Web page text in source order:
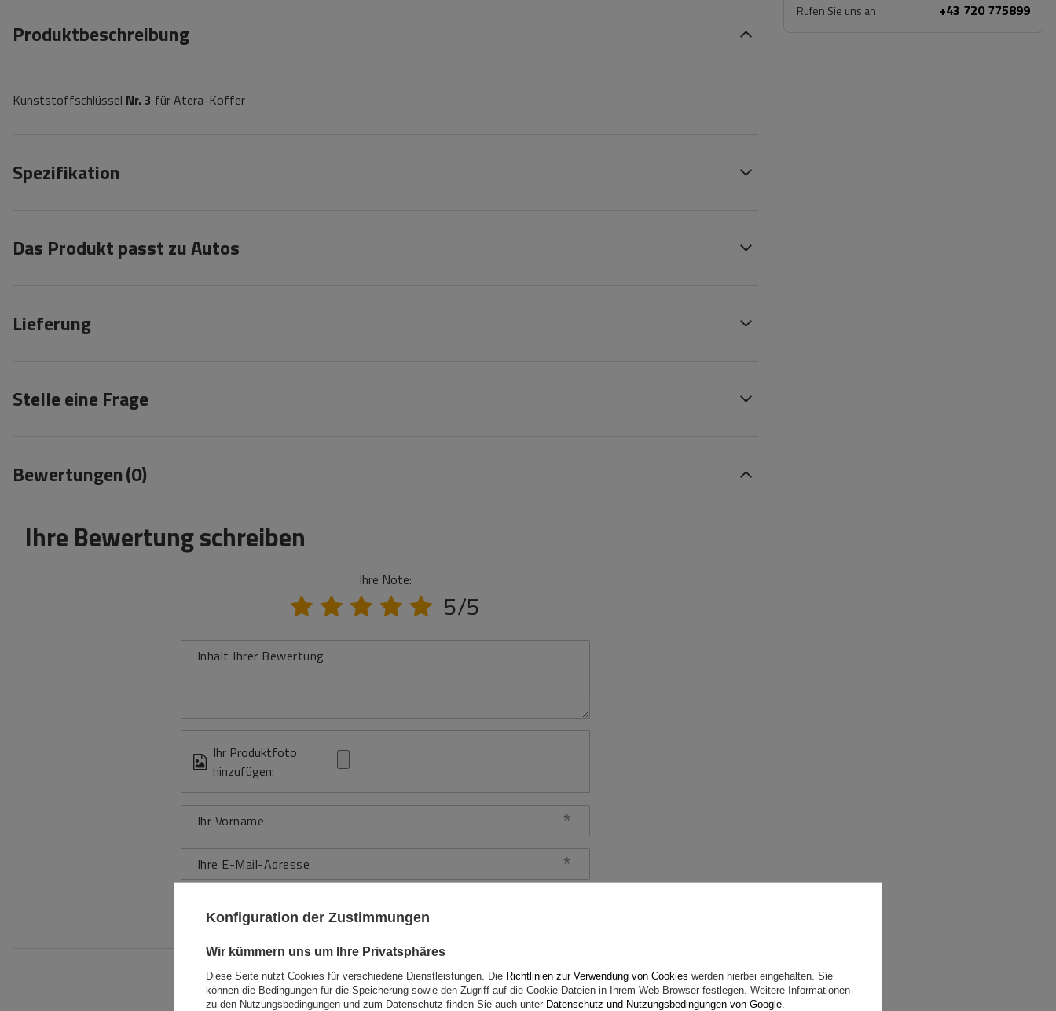
Rufen Sie uns an +43 720 775899
Produktbeschreibung
Kunststoffschlüssel Nr. 3 für Atera-Koffer
Spezifikation
Das Produkt passt zu Autos
Lieferung
Stelle eine Frage
Bewertungen(0)
Ihre Bewertung schreiben
Ihre Note:
5/5
Inhalt Ihrer Bewertung
Ihr Produktfoto
hinzufügen:
Ihr Vorname
Ihre E-Mail-Adresse
Konfiguration der Zustimmungen
Wir kümmern uns um Ihre Privatsphäres
Diese Seite nutzt Cookies für verschiedene Dienstleistungen. Die Richtlinien zur Verwendung von Cookies werden hierbei eingehalten. Sie
können die Bedingungen für die Speicherung sowie den Zugriff auf die Cookie-Dateien in Ihrem Web-Browser festlegen. Weitere Informationen
zu den Nutzungsbedingungen und zum Datenschutz finden Sie auch unter Datenschutz und Nutzungsbedingungen von Google